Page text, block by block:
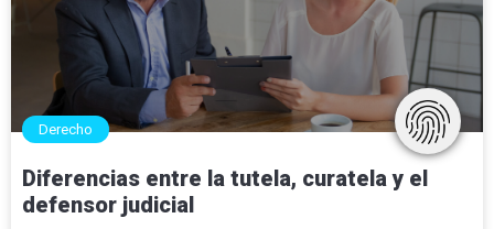
Derecho
Diferencias entre la tutela, curatela y el
defensor judicial